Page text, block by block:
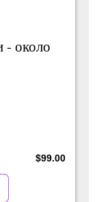
- около
$99.00